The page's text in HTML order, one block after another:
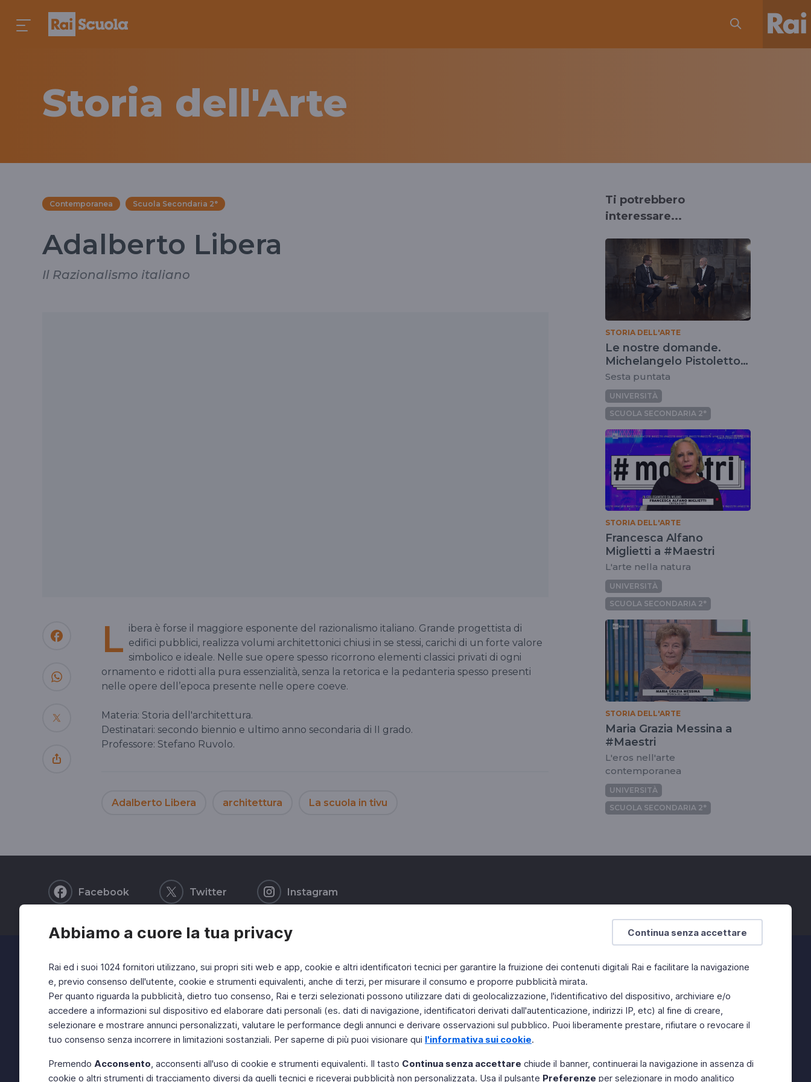
Continua senza accettare
Abbiamo a cuore la tua privacy
Rai ed i suoi 1024 fornitori utilizzano, sui propri siti web e app, cookie e altri identificatori tecnici per garantire la fruizione dei contenuti digitali Rai e facilitare la navigazione
e, previo consenso dell'utente, cookie e strumenti equivalenti, anche di terzi, per misurare il consumo e proporre pubblicità mirata.
Per quanto riguarda la pubblicità, dietro tuo consenso, Rai e terzi selezionati possono utilizzare dati di geolocalizzazione, l'identificativo del dispositivo, archiviare e/o
accedere a informazioni sul dispositivo ed elaborare dati personali (es. dati di navigazione, identificatori derivati dall'autenticazione, indirizzi IP, etc) al fine di creare,
selezionare e mostrare annunci personalizzati, valutare le performance degli annunci e derivare osservazioni sul pubblico. Puoi liberamente prestare, rifiutare o revocare il
tuo consenso senza incorrere in limitazioni sostanziali. Per saperne di più puoi visionare qui l'informativa sui cookie.
Premendo Acconsento, acconsenti all'uso di cookie e strumenti equivalenti. Il tasto Continua senza accettare chiude il banner, continuerai la navigazione in assenza di
cookie o altri strumenti di tracciamento diversi da quelli tecnici e riceverai pubblicità non personalizzata. Usa il pulsante Preferenze per selezionare in modo analitico
Storia dell'Arte
Contemporanea Scuola Secondaria 2°
Adalberto Libera
Il Razionalismo italiano
L ibera è forse il maggiore esponente del razionalismo italiano. Grande progettista di
edifici pubblici, realizza volumi architettonici chiusi in se stessi, carichi di un forte valore
simbolico e ideale. Nelle sue opere spesso ricorrono elementi classici privati di ogni
ornamento e ridotti alla pura essenzialità, senza la retorica e la pedanteria spesso presenti
nelle opere dell’epoca presente nelle opere coeve.
Materia: Storia dell'architettura.
Destinatari: secondo biennio e ultimo anno secondaria di II grado.
Professore: Stefano Ruvolo.
Adalberto Libera architettura La scuola in tivu
Ti potrebbero
interessare...
STORIA DELL'ARTE
Le nostre domande.
Michelangelo Pistoletto:
Cos'è l'arte?
Sesta puntata
UNIVERSITÀ
SCUOLA SECONDARIA 2°
STORIA DELL'ARTE
Francesca Alfano
Miglietti a #Maestri
L'arte nella natura
UNIVERSITÀ
SCUOLA SECONDARIA 2°
STORIA DELL'ARTE
Maria Grazia Messina a
#Maestri
L'eros nell'arte
contemporanea
UNIVERSITÀ
SCUOLA SECONDARIA 2°
Facebook Twitter Instagram